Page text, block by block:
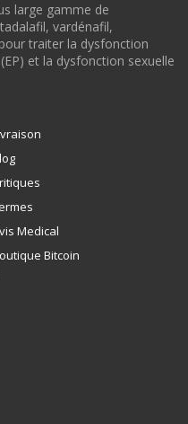
large gamme de
vardénafil,
traiter la dysfonction
et la dysfonction sexuelle
Medical
Bitcoin